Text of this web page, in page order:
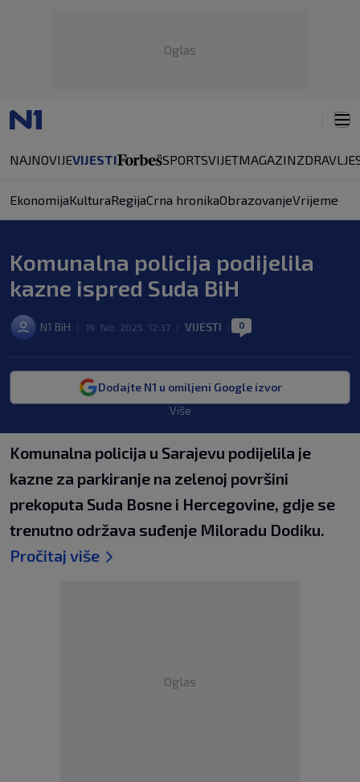
Oglas
NAJNOVIJEVIJESTI SPORTSVIJETMAGAZINZDRAVLJE
EkonomijaKulturaRegijaCrna hronikaObrazovanjeVrijeme
Komunalna policija podijelila
kazne ispred Suda BiH
N1 BiH 19. feb. 2025. 12:37 VIJESTI 0
Dodajte N1 u omiljeni Google izvor
Više
Komunalna policija u Sarajevu podijelila je
kazne za parkiranje na zelenoj površini
prekoputa Suda Bosne i Hercegovine, gdje se
trenutno održava suđenje Miloradu Dodiku.
Pročitaj više
Oglas